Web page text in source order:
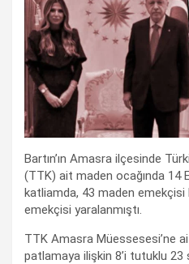
Bartın’ın Amasra ilçesinde
(TTK) ait maden ocağında 14
katliamda, 43 maden
emekçisi yaralanmıştı.
TTK Amasra Müessesesi’ne
patlamaya ilişkin 8’i tutuklu 23